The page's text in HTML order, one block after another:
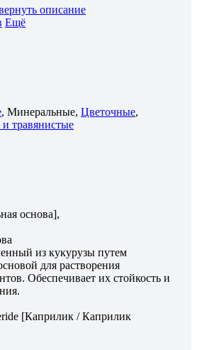
описание
Ещё
, Минеральные, Цветочные,
травянистые
основа],
из кукурузы путем
для растворения
Обеспечивает их стойкость и
[Каприлик / Каприлик